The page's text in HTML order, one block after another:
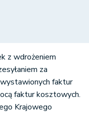
z wdrożeniem
za
faktur
faktur kosztowych.
Krajowego